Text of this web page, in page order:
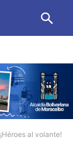
al volante!